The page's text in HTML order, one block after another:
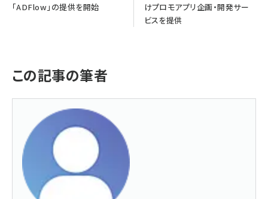
「ADFlow」の提供を開始
けプロモアプリ企画・開発サー
ビスを提供
この記事の筆者